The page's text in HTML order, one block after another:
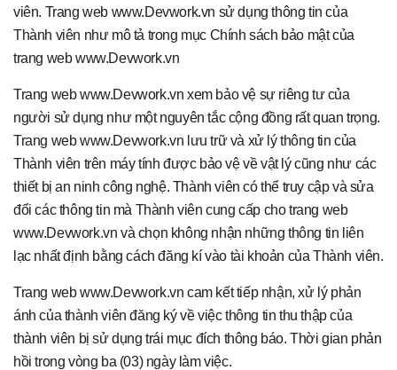
viên. Trang web www.Devwork.vn sử dụng thông tin của
Thành viên như mô tả trong mục Chính sách bảo mật của
trang web www.Devwork.vn
Trang web www.Devwork.vn xem bảo vệ sự riêng tư của
người sử dụng như một nguyên tắc cộng đồng rất quan trọng.
Trang web www.Devwork.vn lưu trữ và xử lý thông tin của
Thành viên trên máy tính được bảo vệ về vật lý cũng như các
thiết bị an ninh công nghệ. Thành viên có thể truy cập và sửa
đổi các thông tin mà Thành viên cung cấp cho trang web
www.Devwork.vn và chọn không nhận những thông tin liên
lạc nhất định bằng cách đăng kí vào tài khoản của Thành viên.
Trang web www.Devwork.vn cam kết tiếp nhận, xử lý phản
ánh của thành viên đăng ký về việc thông tin thu thập của
thành viên bị sử dụng trái mục đích thông báo. Thời gian phản
hồi trong vòng ba (03) ngày làm việc.